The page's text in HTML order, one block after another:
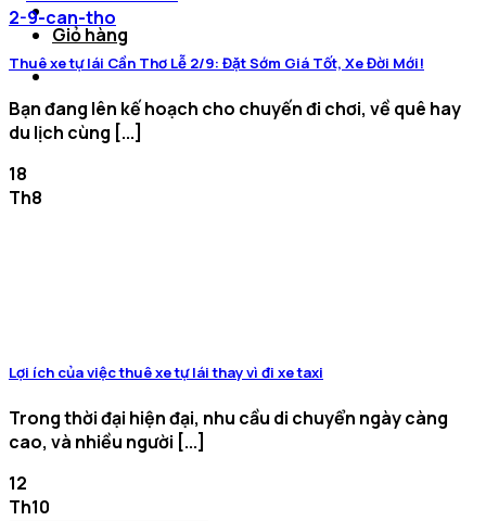
Giỏ hàng
Thuê xe tự lái Cần Thơ Lễ 2/9: Đặt Sớm Giá Tốt, Xe Đời Mới!
Bạn đang lên kế hoạch cho chuyến đi chơi, về quê hay
du lịch cùng [...]
18
Th8
Lợi ích của việc thuê xe tự lái thay vì đi xe taxi
Trong thời đại hiện đại, nhu cầu di chuyển ngày càng
cao, và nhiều người [...]
12
Th10